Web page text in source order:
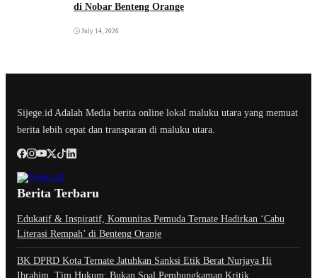
di Nobar Benteng Orange
July 14, 2026
Sijege.id Adalah Media berita online lokal maluku utara yang memuat
berita lebih cepat dan transparan di maluku utara.
Berita Terbaru
Edukatif & Inspiratif, Komunitas Pemuda Ternate Hadirkan ‘Cabu
Literasi Rempah’ di Benteng Oranje
BK DPRD Kota Ternate Jatuhkan Sanksi Etik Berat Nurjaya Hi
Ibrahim, Tim Hukum: Bukan Soal Pembungkaman Kritik